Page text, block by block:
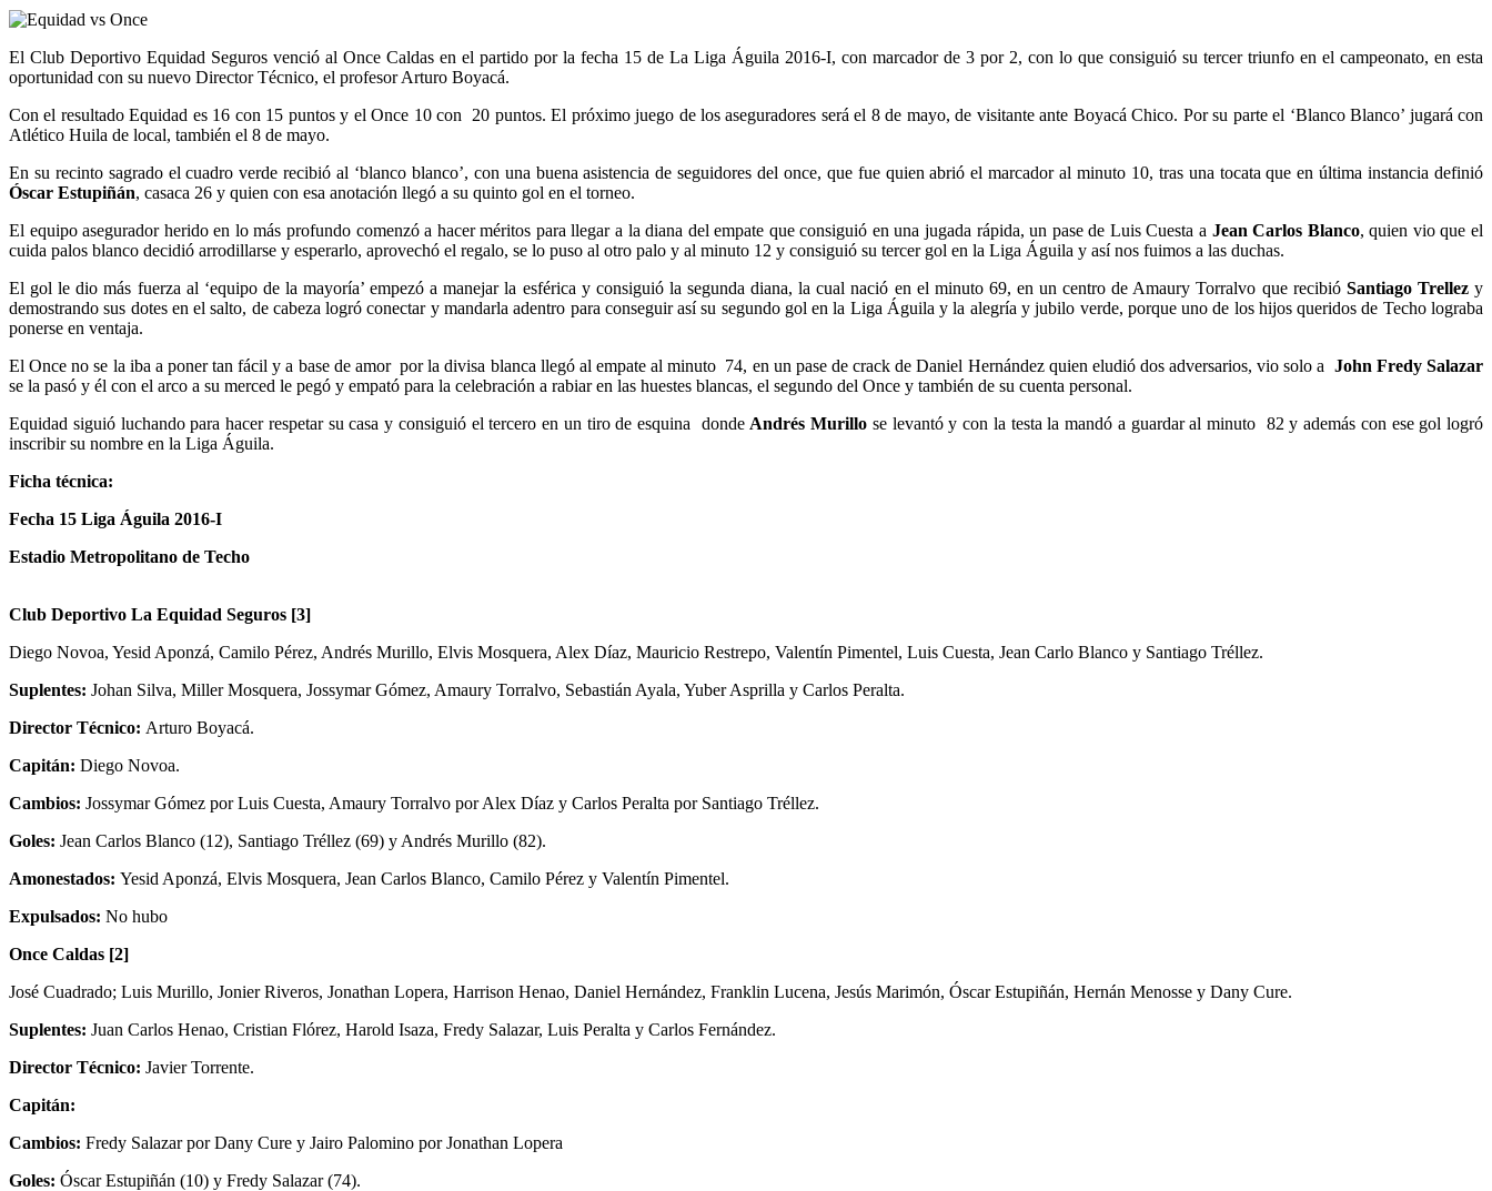
El Club Deportivo Equidad Seguros venció al Once Caldas en el partido por la fecha 15 de La Liga Águila 2016-I, con marcador de 3 por 2, con lo que consiguió su tercer triunfo en el campeonato, en esta
oportunidad con su nuevo Director Técnico, el profesor Arturo Boyacá.
Con el resultado Equidad es 16 con 15 puntos y el Once 10 con 20 puntos. El próximo juego de los aseguradores será el 8 de mayo, de visitante ante Boyacá Chico. Por su parte el ‘Blanco Blanco’ jugará con
Atlético Huila de local, también el 8 de mayo.
En su recinto sagrado el cuadro verde recibió al ‘blanco blanco’, con una buena asistencia de seguidores del once, que fue quien abrió el marcador al minuto 10, tras una tocata que en última instancia definió
Óscar Estupiñán, casaca 26 y quien con esa anotación llegó a su quinto gol en el torneo.
El equipo asegurador herido en lo más profundo comenzó a hacer méritos para llegar a la diana del empate que consiguió en una jugada rápida, un pase de Luis Cuesta a Jean Carlos Blanco, quien vio que el
cuida palos blanco decidió arrodillarse y esperarlo, aprovechó el regalo, se lo puso al otro palo y al minuto 12 y consiguió su tercer gol en la Liga Águila y así nos fuimos a las duchas.
El gol le dio más fuerza al ‘equipo de la mayoría’ empezó a manejar la esférica y consiguió la segunda diana, la cual nació en el minuto 69, en un centro de Amaury Torralvo que recibió Santiago Trellezy
demostrando sus dotes en el salto, de cabeza logró conectar y mandarla adentro para conseguir así su segundo gol en la Liga Águila y la alegría y jubilo verde, porque uno de los hijos queridos de Techo lograba
ponerse en ventaja.
El Once no se la iba a poner tan fácil y a base de amor por la divisa blanca llegó al empate al minuto 74, en un pase de crack de Daniel Hernández quien eludió dos adversarios, vio solo a John Fredy Salazar
se la pasó y él con el arco a su merced le pegó y empató para la celebración a rabiar en las huestes blancas, el segundo del Once y también de su cuenta personal.
Equidad siguió luchando para hacer respetar su casa y consiguió el tercero en un tiro de esquina donde Andrés Murillo se levantó y con la testa la mandó a guardar al minuto 82 y además con ese gol logró
inscribir su nombre en la Liga Águila.
Ficha técnica:
Fecha 15 Liga Águila 2016-I
Estadio Metropolitano de Techo
Club Deportivo La Equidad Seguros [3]
Diego Novoa, Yesid Aponzá, Camilo Pérez, Andrés Murillo, Elvis Mosquera, Alex Díaz, Mauricio Restrepo, Valentín Pimentel, Luis Cuesta, Jean Carlo Blanco y Santiago Tréllez.
Suplentes: Johan Silva, Miller Mosquera, Jossymar Gómez, Amaury Torralvo, Sebastián Ayala, Yuber Asprilla y Carlos Peralta.
Director Técnico: Arturo Boyacá.
Capitán: Diego Novoa.
Cambios: Jossymar Gómez por Luis Cuesta, Amaury Torralvo por Alex Díaz y Carlos Peralta por Santiago Tréllez.
Goles: Jean Carlos Blanco (12), Santiago Tréllez (69) y Andrés Murillo (82).
Amonestados: Yesid Aponzá, Elvis Mosquera, Jean Carlos Blanco, Camilo Pérez y Valentín Pimentel.
Expulsados: No hubo
Once Caldas [2]
José Cuadrado; Luis Murillo, Jonier Riveros, Jonathan Lopera, Harrison Henao, Daniel Hernández, Franklin Lucena, Jesús Marimón, Óscar Estupiñán, Hernán Menosse y Dany Cure.
Suplentes: Juan Carlos Henao, Cristian Flórez, Harold Isaza, Fredy Salazar, Luis Peralta y Carlos Fernández.
Director Técnico: Javier Torrente.
Capitán:
Cambios: Fredy Salazar por Dany Cure y Jairo Palomino por Jonathan Lopera
Goles: Óscar Estupiñán (10) y Fredy Salazar (74).